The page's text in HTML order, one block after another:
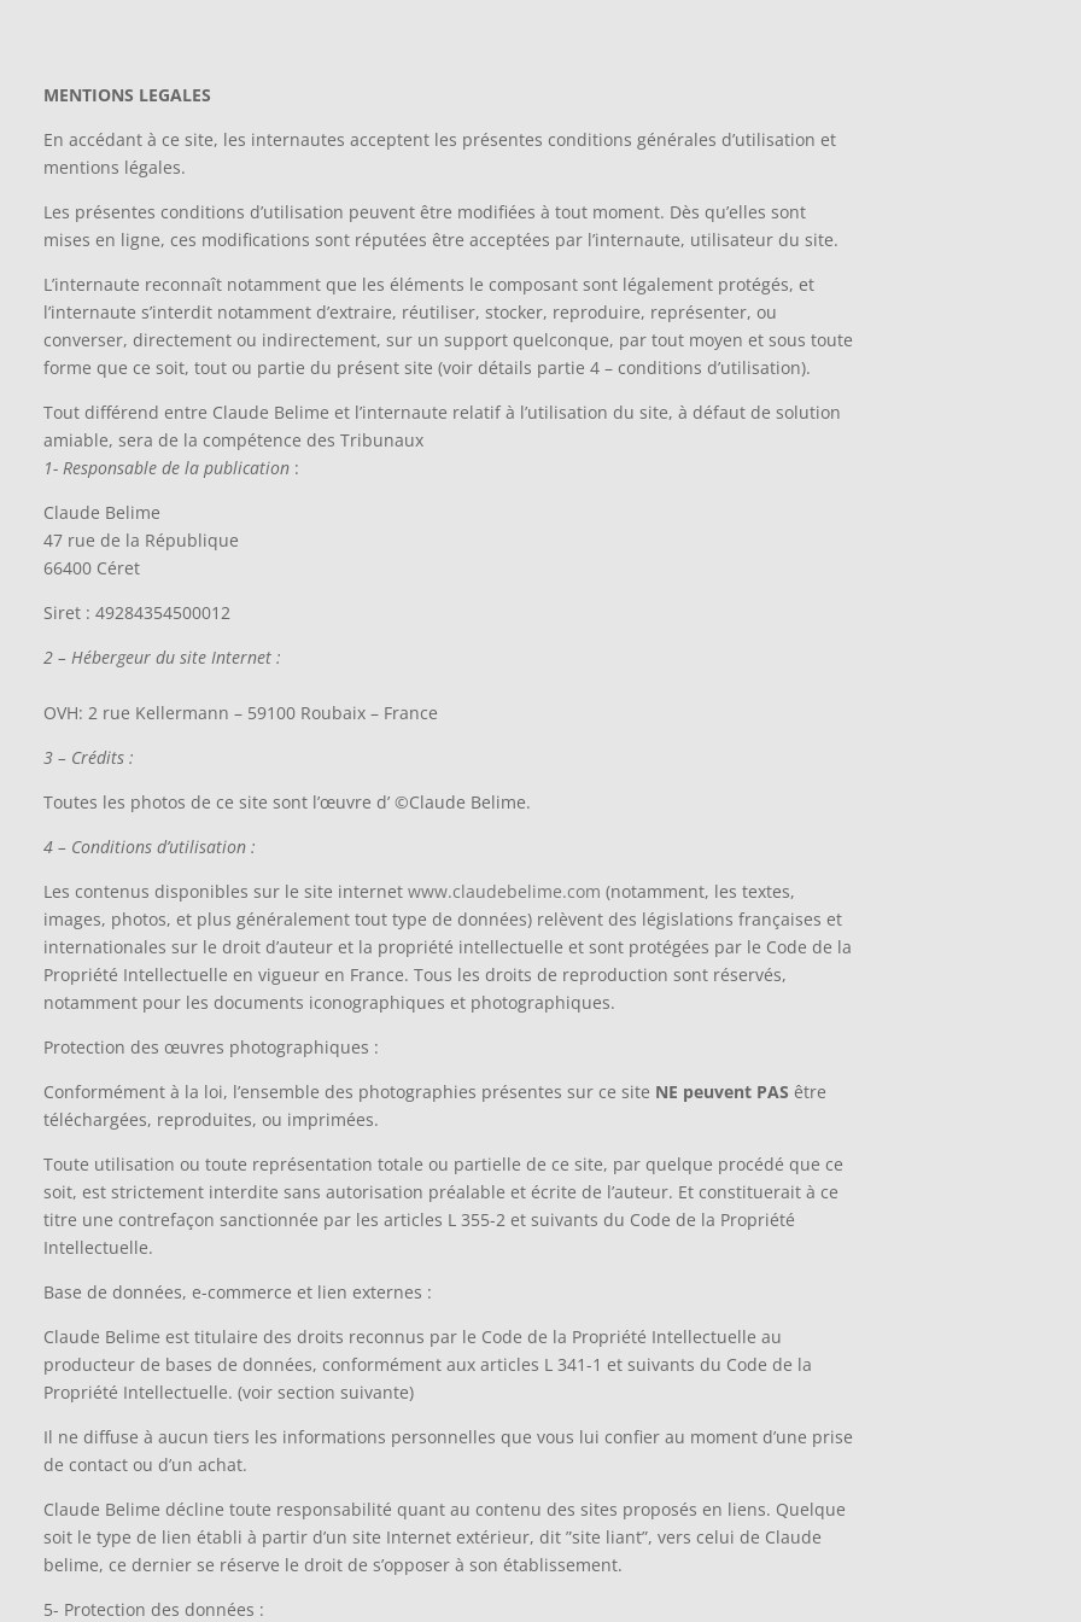
MENTIONS LEGALES
En accédant à ce site, les internautes acceptent les présentes conditions générales d’utilisation et
mentions légales.
Les présentes conditions d’utilisation peuvent être modifiées à tout moment. Dès qu’elles sont
mises en ligne, ces modifications sont réputées être acceptées par l’internaute, utilisateur du site.
L’internaute reconnaît notamment que les éléments le composant sont légalement protégés, et
l’internaute s’interdit notamment d’extraire, réutiliser, stocker, reproduire, représenter, ou
converser, directement ou indirectement, sur un support quelconque, par tout moyen et sous toute
forme que ce soit, tout ou partie du présent site (voir détails partie 4 – conditions d’utilisation).
Tout différend entre Claude Belime et l’internaute relatif à l’utilisation du site, à défaut de solution
amiable, sera de la compétence des Tribunaux
1- Responsable de la publication :
Claude Belime
47 rue de la République
66400 Céret
Siret : 49284354500012
2 – Hébergeur du site Internet :
OVH: 2 rue Kellermann – 59100 Roubaix – France
3 – Crédits :
Toutes les photos de ce site sont l’œuvre d’ ©Claude Belime.
4 – Conditions d’utilisation :
Les contenus disponibles sur le site internet www.claudebelime.com (notamment, les textes,
images, photos, et plus généralement tout type de données) relèvent des législations françaises et
internationales sur le droit d’auteur et la propriété intellectuelle et sont protégées par le Code de la
Propriété Intellectuelle en vigueur en France. Tous les droits de reproduction sont réservés,
notamment pour les documents iconographiques et photographiques.
Protection des œuvres photographiques :
Conformément à la loi, l’ensemble des photographies présentes sur ce site NE peuvent PAS être
téléchargées, reproduites, ou imprimées.
Toute utilisation ou toute représentation totale ou partielle de ce site, par quelque procédé que ce
soit, est strictement interdite sans autorisation préalable et écrite de l’auteur. Et constituerait à ce
titre une contrefaçon sanctionnée par les articles L 355-2 et suivants du Code de la Propriété
Intellectuelle.
Base de données, e-commerce et lien externes :
Claude Belime est titulaire des droits reconnus par le Code de la Propriété Intellectuelle au
producteur de bases de données, conformément aux articles L 341-1 et suivants du Code de la
Propriété Intellectuelle. (voir section suivante)
Il ne diffuse à aucun tiers les informations personnelles que vous lui confier au moment d’une prise
de contact ou d’un achat.
Claude Belime décline toute responsabilité quant au contenu des sites proposés en liens. Quelque
soit le type de lien établi à partir d’un site Internet extérieur, dit ”site liant”, vers celui de Claude
belime, ce dernier se réserve le droit de s’opposer à son établissement.
5- Protection des données :